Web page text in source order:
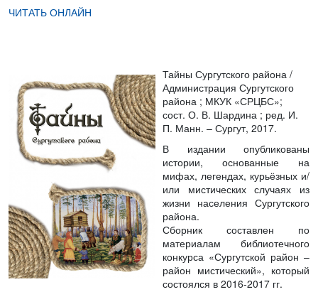
ЧИТАТЬ ОНЛАЙН
Тайны Сургутского района /
Администрация Сургутского
района ; МКУК «СРЦБС»;
сост. О. В. Шардина ; ред. И.
П. Манн. – Сургут, 2017.
В издании опубликованы
истории, основанные на
мифах, легендах, курьёзных и/
или мистических случаях из
жизни населения Сургутского
района.
Сборник составлен по
материалам библиотечного
конкурса «Сургутской район –
район мистический», который
состоялся в 2016-2017 гг.